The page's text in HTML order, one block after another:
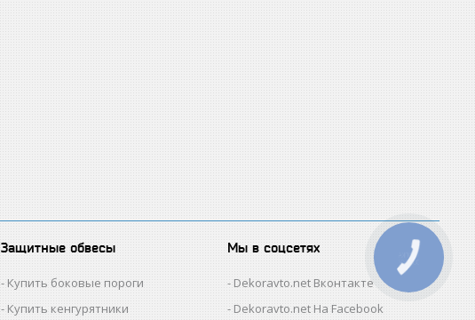
Защитные обвесы
Купить боковые пороги
Купить кенгурятники
Мы в соцсетях
Dekoravto.net Вконтакте
Dekoravto.net На Facebook
КНОПКА
ЗВ'ЯЗКУ